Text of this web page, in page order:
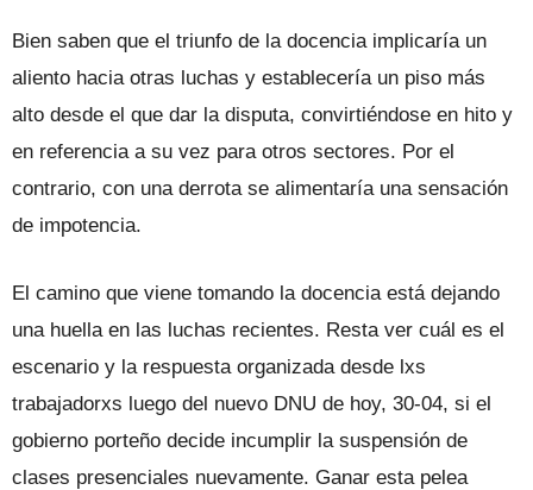
Bien saben que el triunfo de la docencia implicaría un
aliento hacia otras luchas y establecería un piso más
alto desde el que dar la disputa, convirtiéndose en hito y
en referencia a su vez para otros sectores. Por el
contrario, con una derrota se alimentaría una sensación
de impotencia.
El camino que viene tomando la docencia está dejando
una huella en las luchas recientes. Resta ver cuál es el
escenario y la respuesta organizada desde lxs
trabajadorxs luego del nuevo DNU de hoy, 30-04, si el
gobierno porteño decide incumplir la suspensión de
clases presenciales nuevamente. Ganar esta pelea